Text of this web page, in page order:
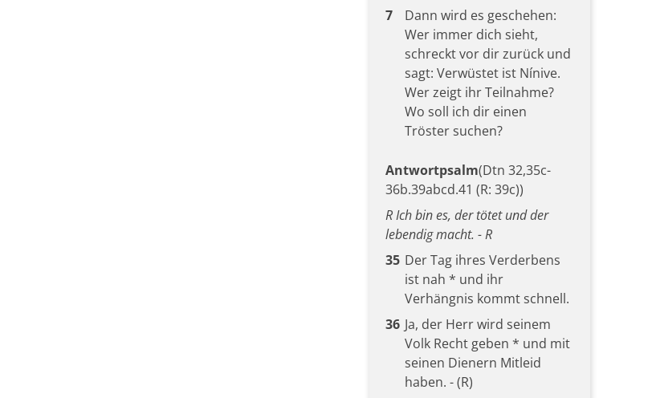
7
Dann wird es geschehen:
Wer immer dich sieht,
schreckt vor dir zurück und
sagt: Verwüstet ist Nínive.
Wer zeigt ihr Teilnahme?
Wo soll ich dir einen
Tröster suchen?
Antwortpsalm(Dtn 32,35c-
36b.39abcd.41 (R: 39c))
R Ich bin es, der tötet und der
lebendig macht. - R
35 Der Tag ihres Verderbens
ist nah * und ihr
Verhängnis kommt schnell.
36 Ja, der Herr wird seinem
Volk Recht geben * und mit
seinen Dienern Mitleid
haben. - (R)